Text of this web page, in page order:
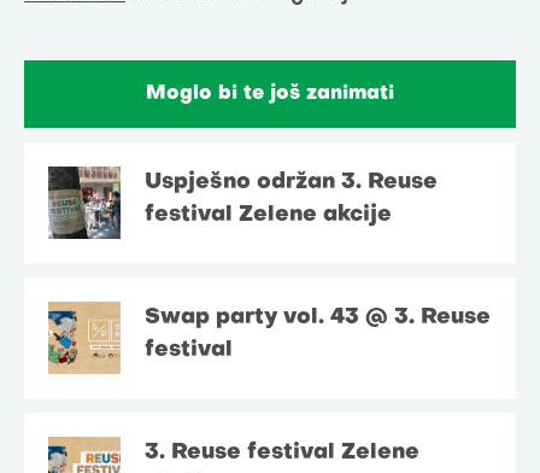
Moglo bi te još zanimati
Uspješno održan 3. Reuse
festival Zelene akcije
Swap party vol. 43 @ 3. Reuse
festival
3. Reuse festival Zelene